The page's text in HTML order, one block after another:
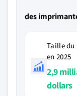
des
Taille du
en 2025
2,9
dollars